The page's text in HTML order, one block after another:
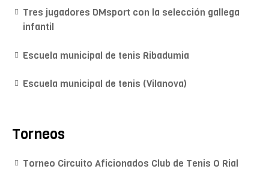
Tres jugadores DMsport con la selección gallega
infantil
Escuela municipal de tenis Ribadumia
Escuela municipal de tenis (Vilanova)
Torneos
Torneo Circuito Aficionados Club de Tenis O Rial